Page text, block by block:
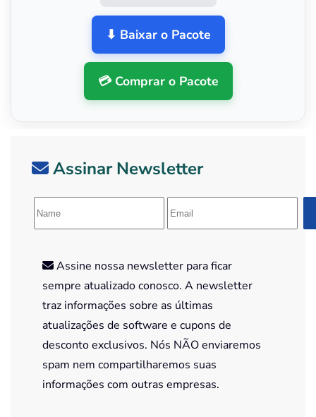
⬇ Baixar o Pacote
💳 Comprar o Pacote
Assinar Newsletter
Assine nossa newsletter para ficar
sempre atualizado conosco. A newsletter
traz informações sobre as últimas
atualizações de software e cupons de
desconto exclusivos. Nós NÃO enviaremos
spam nem compartilharemos suas
informações com outras empresas.